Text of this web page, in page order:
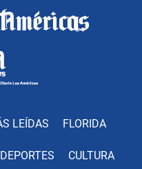
LEÍDAS FLORIDA
DEPORTES CULTURA